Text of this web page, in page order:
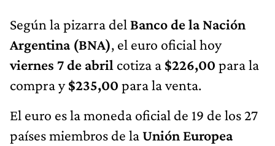
Según la pizarra del Banco de la Nación
Argentina (BNA), el euro oficial hoy
viernes 7 de abril cotiza a $226,00 para la
compra y$235,00 para la venta.
El euro es la moneda oficial de 19 de los 27
países miembros de laUnión Europea